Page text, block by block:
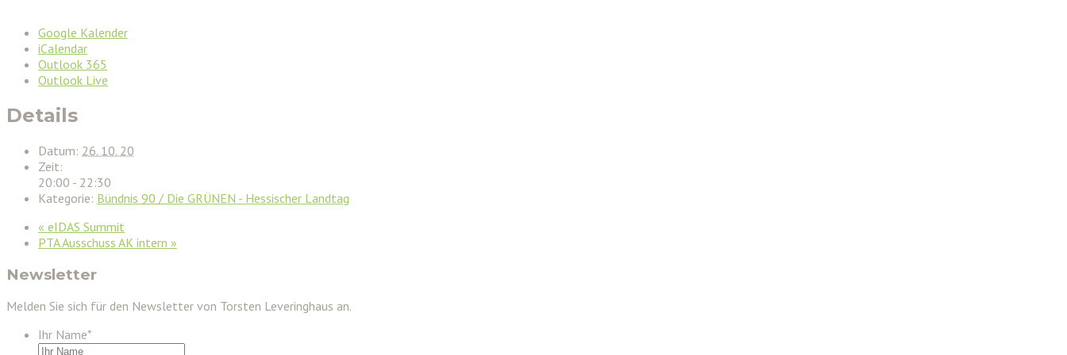
Google Kalender
iCalendar
Outlook 365
Outlook Live
Details
Datum: 26. 10. 20
Zeit:
20:00 - 22:30
Kategorie: Bündnis 90 / Die GRÜNEN - Hessischer Landtag
« eIDAS Summit
PTA Ausschuss AK intern »
Newsletter
Melden Sie sich für den Newsletter von Torsten Leveringhaus an.
Ihr Name*